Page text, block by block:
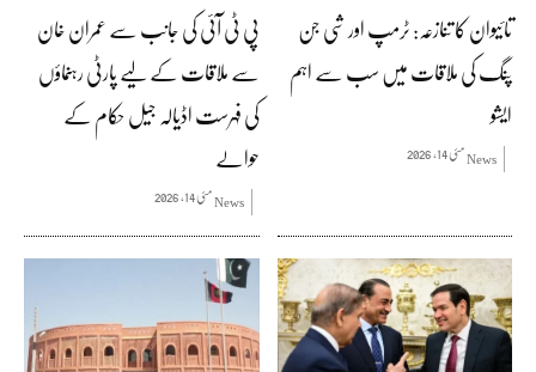
تائیوان کا تنازعہ: ٹرمپ اور شی جن
پنگ کی ملاقات میں سب سے اہم
ایشو
Newsمئی 14, 2026
پی ٹی آئی کی جانب سے عمران خان
سے ملاقات کے لیے پارٹی رہنماؤں
کی فہرست اڈیالہ جیل حکام کے
حوالے
Newsمئی 14, 2026